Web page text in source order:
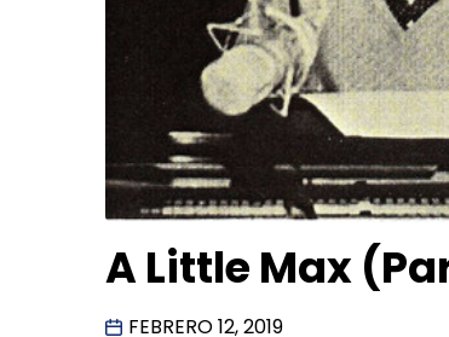
A Little Max
FEBRERO 12, 2019